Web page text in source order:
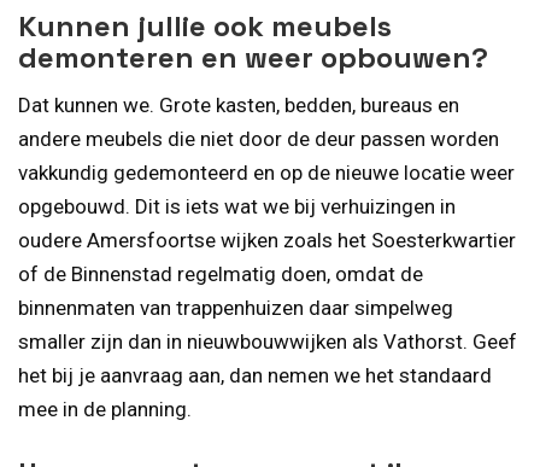
Kunnen jullie ook meubels
demonteren en weer opbouwen?
Dat kunnen we. Grote kasten, bedden, bureaus en
andere meubels die niet door de deur passen worden
vakkundig gedemonteerd en op de nieuwe locatie weer
opgebouwd. Dit is iets wat we bij verhuizingen in
oudere Amersfoortse wijken zoals het Soesterkwartier
of de Binnenstad regelmatig doen, omdat de
binnenmaten van trappenhuizen daar simpelweg
smaller zijn dan in nieuwbouwwijken als Vathorst. Geef
het bij je aanvraag aan, dan nemen we het standaard
mee in de planning.